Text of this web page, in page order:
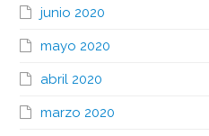
junio 2020
mayo 2020
abril 2020
marzo 2020